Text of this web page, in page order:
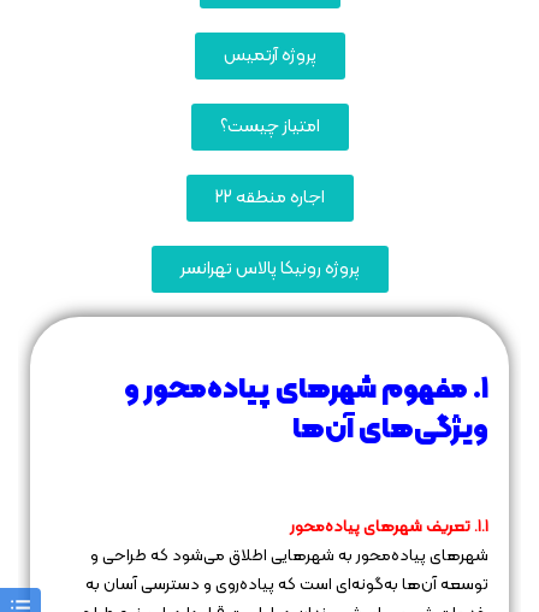
پروژه آرتمیس
امتیاز چیست؟
اجاره منطقه 22
پروژه رونیکا پالاس تهرانسر
۱. مفهوم شهرهای پیاده‌محور و
ویژگی‌های آن‌ها
۱.۱. تعریف شهرهای پیاده‌محور
شهرهای پیاده‌محور به شهرهایی اطلاق می‌شود که طراحی و
توسعه آن‌ها به‌گونه‌ای است که پیاده‌روی و دسترسی آسان به